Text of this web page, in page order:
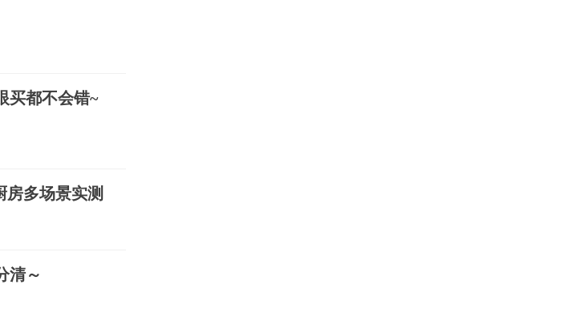
买都不会错~
房多场景实测
清～